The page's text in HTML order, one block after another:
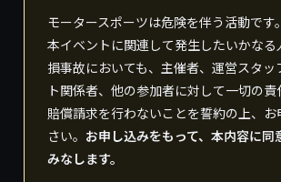
モータースポーツは危険を伴う活動です
本イベントに関連して発生したいかな
損事故においても、主催者、運営スタッ
ト関係者、他の参加者に対して一切の
賠償請求を行わないことを誓約の上、お
さい。 お申し込みをもって、本内容に同
みなします。